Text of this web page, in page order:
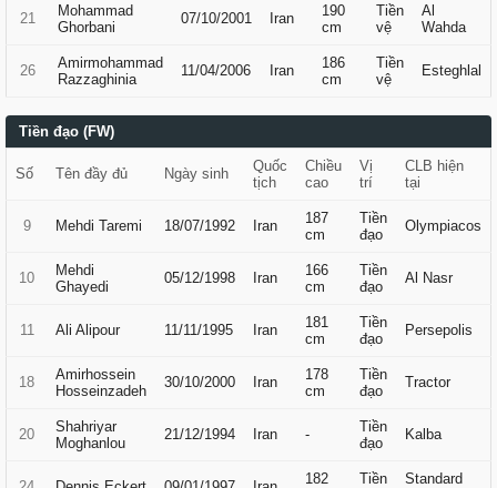
21
Mohammad
Ghorbani
07/10/2001 Iran
190
cm
Tiền
vệ
Al
Wahda
26
Amirmohammad
Razzaghinia
11/04/2006 Iran
186
cm
Tiền
vệ
Esteghlal
Tiền đạo (FW)
Số Tên đầy đủ Ngày sinh
Quốc
tịch
Chiều
cao
Vị
trí
CLB hiện
tại
9 Mehdi Taremi 18/07/1992 Iran
187
cm
Tiền
đạo
Olympiacos
10
Mehdi
Ghayedi
05/12/1998 Iran
166
cm
Tiền
đạo
Al Nasr
11 Ali Alipour 11/11/1995 Iran
181
cm
Tiền
đạo
Persepolis
18
Amirhossein
Hosseinzadeh
30/10/2000 Iran
178
cm
Tiền
đạo
Tractor
20
Shahriyar
Moghanlou
21/12/1994 Iran -
Tiền
đạo
Kalba
182
Tiền
Standard